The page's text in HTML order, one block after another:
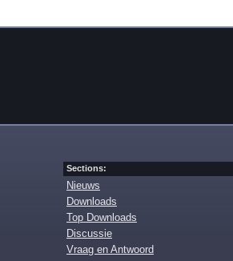
Sections:
Nieuws
Downloads
Top Downloads
Discussie
Vraag en Antwoord